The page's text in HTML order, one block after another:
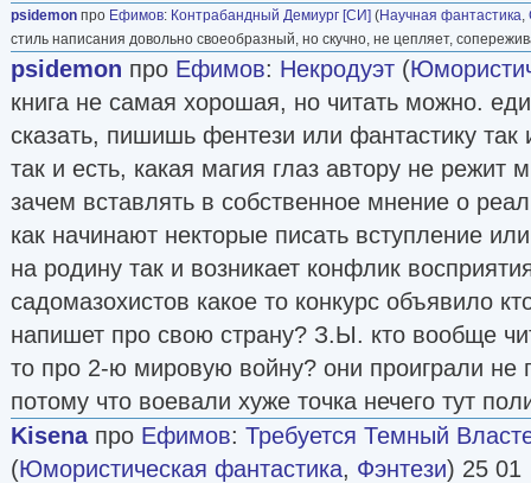
psidemon про Ефимов: Контрабандный Демиург [СИ] (Научная фантастика,
стиль написания довольно своеобразный, но скучно, не цепляет,
psidemon про Ефимов: Некродуэт (
книга не самая хорошая, но читать можно.
сказать, пишишь фентези или фантастику
так и есть, какая магия глаз автору не режит
зачем вставлять в собственное мнение о
как начинают некторые писать вступление
на родину так и возникает конфлик
садомазохистов какое то конкурс объявило
напишет про свою страну? З.Ы. кто вообще
то про 2-ю мировую войну? они проиграли не
потому что воевали хуже точка нечего тут
Kisenaпро Ефимов: Требуется Темный
(Юмористическая фантастика, Фэнтези) 25 01